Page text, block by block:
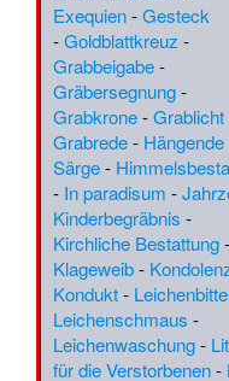
Exequien-Gesteck
-Goldblattkreuz -
Grabbeigabe-
Gräbersegnung-
Grabkrone-Grablicht
Grabrede- Hängende
Särge-
- In paradisum -
Kinderbegräbnis -
Kirchliche Bestattung-
Klageweib-
Kondukt-
Leichenschmaus -
Leichenwaschung-
für die Verstorbenen-